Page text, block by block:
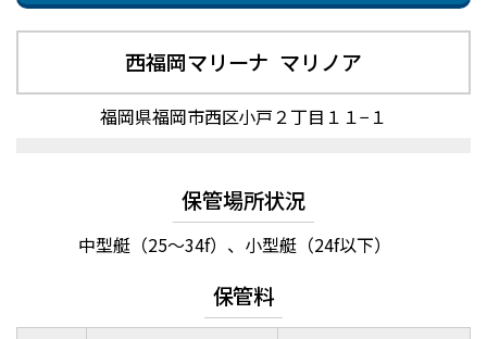
西福岡マリーナ マリノア
福岡県福岡市西区小戸２丁目１１−１
保管場所状況
中型艇（25～34f）、小型艇（24f以下）
保管料